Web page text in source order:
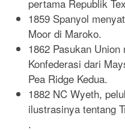
pertama Republik
1859 Spanyol
Moor di Maroko.
1862 Pasukan
Konfederasi dari
Pea Ridge Kedua.
1882 NC Wyeth,
ilustrasinya tentang
.